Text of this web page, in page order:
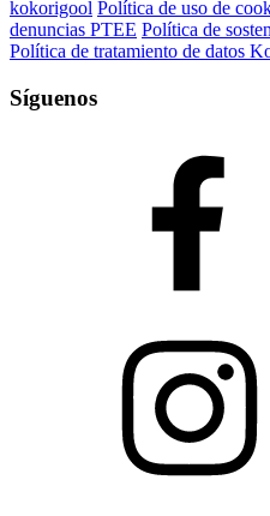
kokorigool Política de uso de
denuncias PTEE Política de
Política de tratamiento de datos
Síguenos